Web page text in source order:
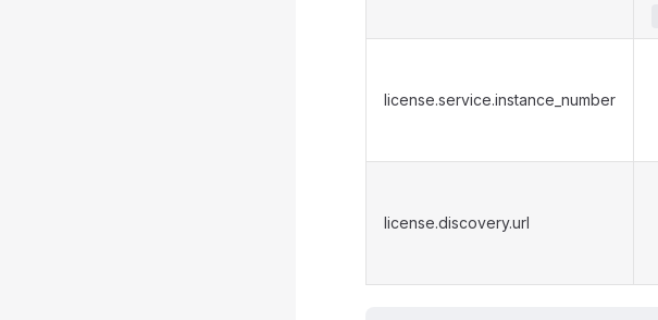
license.service.instance_number
license.discovery.url